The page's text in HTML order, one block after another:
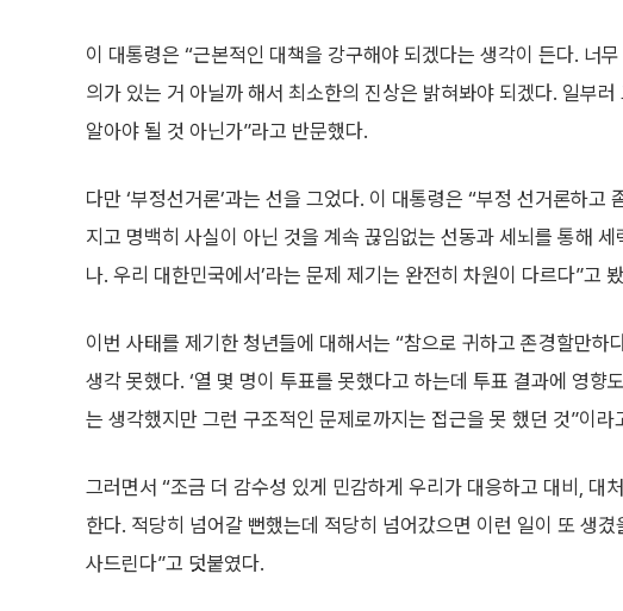
이 대통령은 “근본적인 대책을 강구해야 되겠다는 생각이 든다. 너
의가 있는 거 아닐까 해서 최소한의 진상은 밝혀봐야 되겠다. 일부
알아야 될 것 아닌가”라고 반문했다.
다만 ‘부정선거론’과는 선을 그었다. 이 대통령은 “부정 선거론하
지고 명백히 사실이 아닌 것을 계속 끊임없는 선동과 세뇌를 통해
나. 우리 대한민국에서’라는 문제 제기는 완전히 차원이 다르다”고
이번 사태를 제기한 청년들에 대해서는 “참으로 귀하고 존경할만하
생각 못했다. ‘열 몇 명이 투표를 못했다고 하는데 투표 결과에 영향
는 생각했지만 그런 구조적인 문제로까지는 접근을 못 했던 것”이라
그러면서 “조금 더 감수성 있게 민감하게 우리가 대응하고 대비, 대
한다. 적당히 넘어갈 뻔했는데 적당히 넘어갔으면 이런 일이 또 생
사드린다”고 덧붙였다.